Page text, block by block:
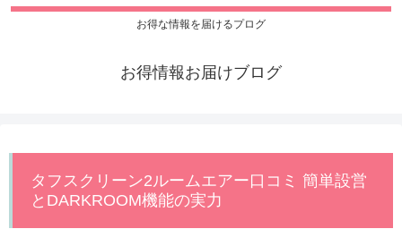
お得な情報を届けるプログ
お得情報お届けブログ
タフスクリーン2ルームエアー口コミ 簡単設営
とDARKROOM機能の実力